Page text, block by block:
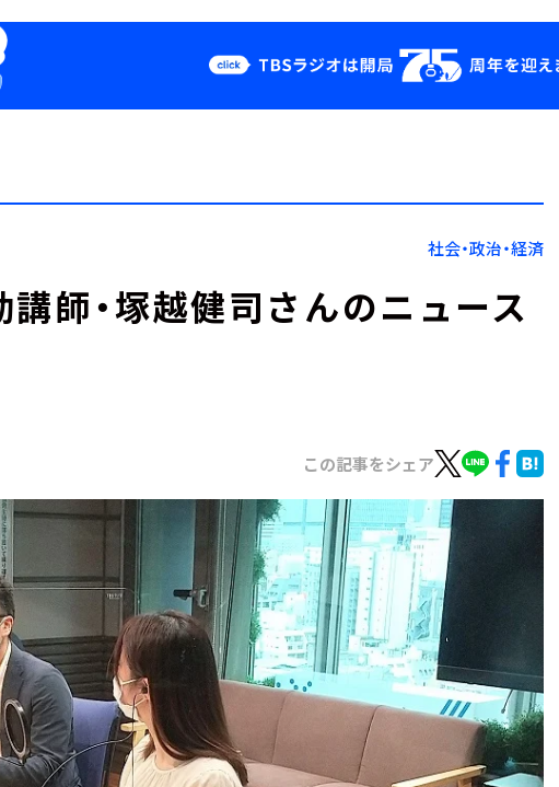
Podcast
YouTube
会社情報社会・政治・経済
師・塚越健司さんのニュース
この記事をシェア